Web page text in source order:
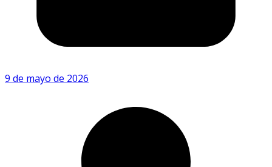
9 de mayo de 2026